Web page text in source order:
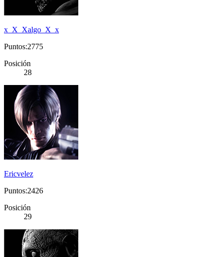
x_X_Xalgo_X_x
Puntos:2775
Posición
28
Ericvelez
Puntos:2426
Posición
29